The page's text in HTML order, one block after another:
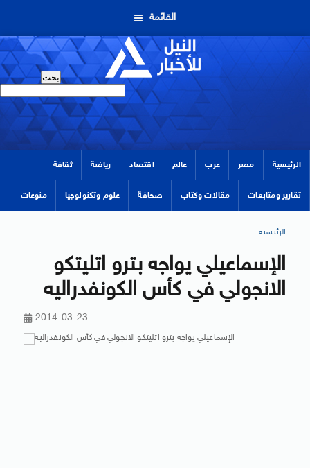
القائمة
الرئيسية مصر عرب عالم اقتصاد رياضة ثقافة
تقارير ومتابعات مقالات وكتاب صحافة علوم وتكنولوجيا منوعات
الرئيسية
الإسماعيلي يواجه بترو اتليتكو
الانجولي في كأس الكونفدراليه
2014-03-23